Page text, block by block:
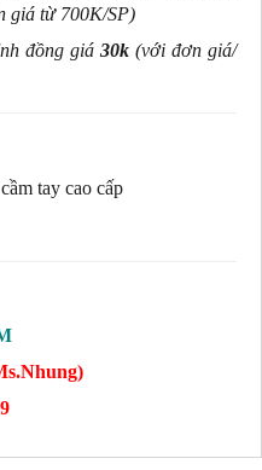
giá từ 700K/SP)
đồng giá 30k (với đơn giá/